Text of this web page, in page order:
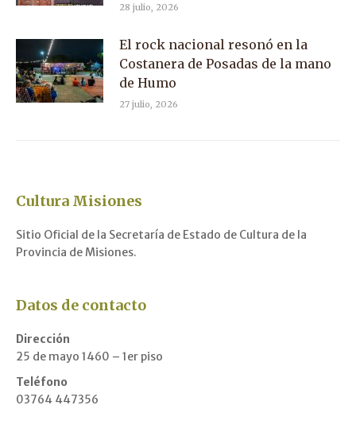
28 julio, 2026
El rock nacional resonó en la
Costanera de Posadas de la mano
de Humo
27 julio, 2026
Cultura Misiones
Sitio Oficial de la Secretaría de Estado de Cultura de la
Provincia de Misiones.
Datos de contacto
Dirección
25 de mayo 1460 – 1er piso
Teléfono
03764 447356